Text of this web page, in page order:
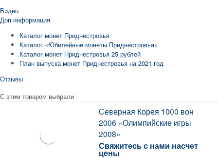
Видео
Доп.информация
Каталог монет Приднестровья
Каталог «Юбилейные монеты Приднестровья»
Каталог монет Приднестровья 25 рублей
План выпуска монет Приднестровья на 2021 год
Отзывы
С этим товаром выбрали
Северная Корея 1000 вон
2006 «Олимпийские игры
2008»
Свяжитесь с нами насчет
цены